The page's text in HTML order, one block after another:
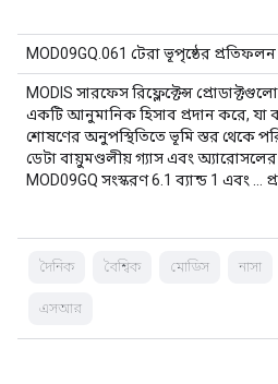
MOD09GQ.061 টেরা ভূপৃষ্ঠের
MODIS সারফেস রিফ্লেক্টেন্স
একটি আনুমানিক হিসাব প্রদান করে, যা
শোষণের অনুপস্থিতিতে ভূমি স্তর থেকে
ডেটা বায়ুমণ্ডলীয় গ্যাস এবং
MOD09GQ সংস্করণ 6.1 ব্যান্ড 1 এবং …
দৈনিক বৈশ্বিক মোডিস নাসা
এসআর